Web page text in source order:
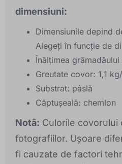
dimensiuni:
Dimensiunile depind
Alegeți în funcție de
Înălțimea
Greutate covor: 1,1
Substrat: pâslă
Căptușeală: chemlon
Notă: Culorile covorului
fotografiilor. Ușoare
fi cauzate de factori